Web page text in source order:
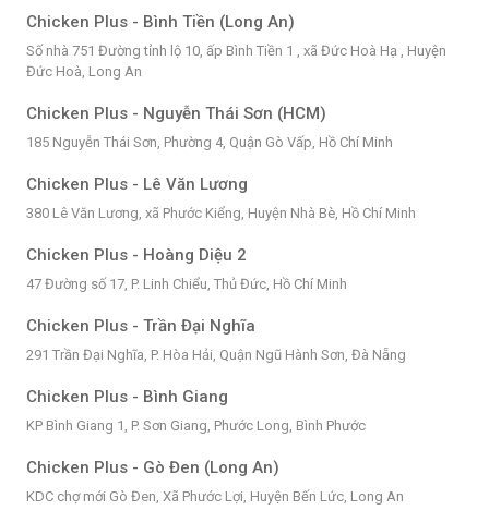
Chicken Plus - Bình Tiền (Long An)
Số nhà 751 Đường tỉnh lộ 10, ấp Bình Tiền 1 , xã Đức Hoà Hạ , Huyện
Đức Hoà, Long An
Chicken Plus - Nguyễn Thái Sơn (HCM)
185 Nguyễn Thái Sơn, Phường 4, Quận Gò Vấp, Hồ Chí Minh
Chicken Plus - Lê Văn Lương
380 Lê Văn Lương, xã Phước Kiểng, Huyện Nhà Bè, Hồ Chí Minh
Chicken Plus - Hoàng Diệu 2
47 Đường số 17, P. Linh Chiểu, Thủ Đức, Hồ Chí Minh
Chicken Plus - Trần Đại Nghĩa
291 Trần Đại Nghĩa, P. Hòa Hải, Quận Ngũ Hành Sơn, Đà Nẵng
Chicken Plus - Bình Giang
KP Bình Giang 1, P. Sơn Giang, Phước Long, Bình Phước
Chicken Plus - Gò Đen (Long An)
KDC chợ mới Gò Đen, Xã Phước Lợi, Huyện Bến Lức, Long An